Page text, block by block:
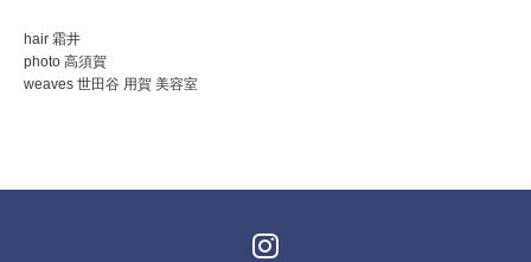
hair 霜井
photo 高須賀
weaves 世田谷 用賀 美容室